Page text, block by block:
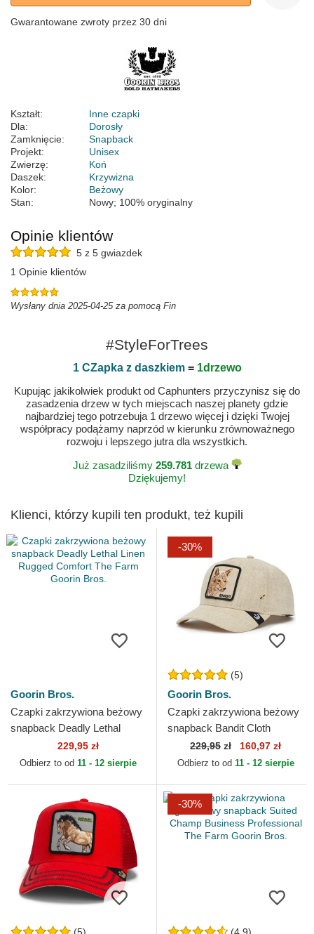
Gwarantowane zwroty przez 30 dni
Kształt:
Inne czapki
Dla:
Dorosły
Zamknięcie:
Snapback
Projekt:
Unisex
Zwierzę:
Koń
Daszek:
Krzywizna
Kolor:
Beżowy
Stan:
Nowy; 100% oryginalny
Opinie klientów
5 z 5 gwiazdek
1 Opinie klientów
Wysłany dnia 2025-04-25 za pomocą Fin
#StyleForTrees
1 CZapka z daszkiem= 1drzewo
Kupując jakikolwiek produkt od Caphunters przyczynisz się do
zasadzenia drzew w tych miejscach naszej planety gdzie
najbardziej tego potrzebuja 1 drzewo więcej i dzięki Twojej
współpracy podążamy naprzód w kierunku zrównoważnego
rozwoju i lepszego jutra dla wszystkich.
Już zasadziliśmy 259.781drzewa
Dziękujemy!
Klienci, którzy kupili ten produkt, też kupili
Goorin Bros.
Czapki zakrzywiona beżowy
snapback Deadly Lethal
Linen Rugged Comfort The
Farm Goorin Bros.
229,95 zł
Odbierz to od 11 - 12 sierpie
-30%
(5)
Goorin Bros.
Czapki zakrzywiona beżowy
snapback Bandit Cloth
Rugged Comfort The Farm
Goorin Bros.
229,95 zł 160,97 zł
Odbierz to od 11 - 12 sierpie
-30%